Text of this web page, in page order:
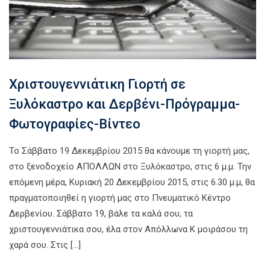
Χριστουγεννιάτικη Γιορτή σε
Ξυλόκαστρο και Δερβένι-Πρόγραμμα-
Φωτογραφίες-Βίντεο
Το Σάββατο 19 Δεκεμβρίου 2015 θα κάνουμε τη γιορτή μας,
στο ξενοδοχείο ΑΠΟΛΛΩΝ στο Ξυλόκαστρο, στις 6 μ.μ. Την
επόμενη μέρα, Κυριακή 20 Δεκεμβρίου 2015, στις 6.30 μ.μ, θα
πραγματοποιηθεί η γιορτή μας στο Πνευματικό Κέντρο
Δερβενίου. Σάββατο 19, βάλε τα καλά σου, τα
χριστουγεννιάτικα σου, έλα στον Απόλλωνα Κ μοιράσου τη
χαρά σου. Στις […]